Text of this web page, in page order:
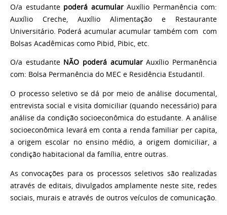
O/a estudante poderá acumularAuxílio Permanência com:
Auxílio Creche, Auxílio Alimentação e Restaurante
Universitário. Poderá acumular acumular também com com
Bolsas Acadêmicas como Pibid, Pibic, etc.
O/a estudante NÃO poderá acumularAuxílio Permanência
com: Bolsa Permanência do MEC e Residência Estudantil.
O processo seletivo se dá por meio de análise documental,
entrevista social e visita domiciliar (quando necessário) para
análise da condição socioeconômica do estudante. A análise
socioeconômica levará em conta a renda familiar per capita,
a origem escolar no ensino médio, a origem domiciliar, a
condição habitacional da família, entre outras.
As convocações para os processos seletivos são realizadas
através de editais, divulgados amplamente neste site, redes
sociais, murais e através de outros veículos de comunicação.